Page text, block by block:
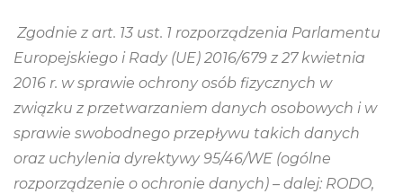
Zgodnie z art. 13 ust. 1 rozporządzenia Parlamentu
Europejskiego i Rady (UE) 2016/679 z 27 kwietnia
2016 r. w sprawie ochrony osób fizycznych w
związku z przetwarzaniem danych osobowych i w
sprawie swobodnego przepływu takich danych
oraz uchylenia dyrektywy 95/46/WE (ogólne
rozporządzenie o ochronie danych) – dalej: RODO,